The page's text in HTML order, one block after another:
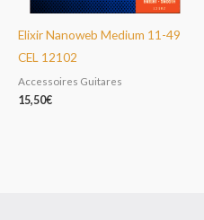
Elixir Nanoweb Medium 11-49
CEL 12102
Accessoires Guitares
15,50€